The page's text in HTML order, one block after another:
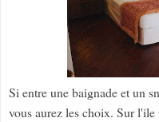
Si entre une baignade et un
vous aurez les choix. Sur